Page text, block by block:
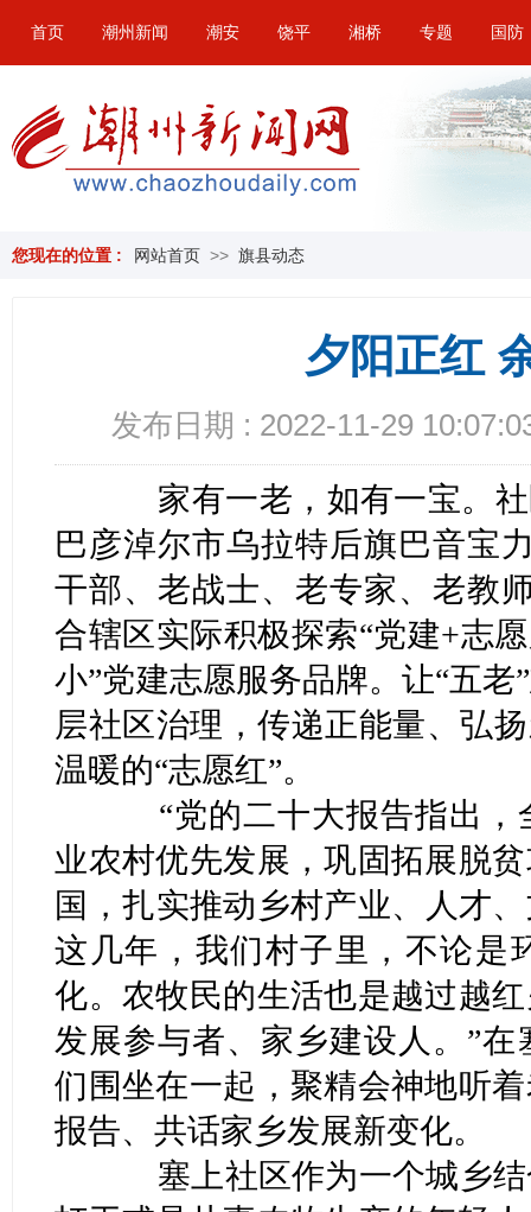
首页 潮州新闻 潮安 饶平 湘桥 专题 国防
您现在的位置 : 网站首页 >> 旗县动态
夕阳正红
发布日期 : 2022-11-29
家有一老，如有一宝。社
巴彦淖尔市乌拉特后旗巴音宝
干部、老战士、老专家、老教
合辖区实际积极探索“党建+志
小”党建志愿服务品牌。让“五
层社区治理，传递正能量、弘
温暖的“志愿红”。
“党的二十大报告指出，
业农村优先发展，巩固拓展脱
国，扎实推动乡村产业、人才
这几年，我们村子里，不论是
化。农牧民的生活也是越过越
发展参与者、家乡建设人。”
们围坐在一起，聚精会神地听
报告、共话家乡发展新变化。
塞上社区作为一个城乡结